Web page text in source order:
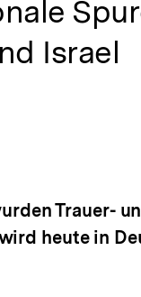
Israel
Trauer-
heute in